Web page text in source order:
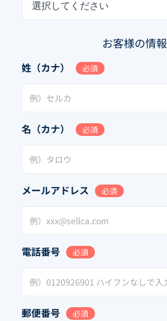
選択してください
お客様の情報
姓（カナ） 必須
名（カナ） 必須
メールアドレス 必須
電話番号 必須
郵便番号 必須